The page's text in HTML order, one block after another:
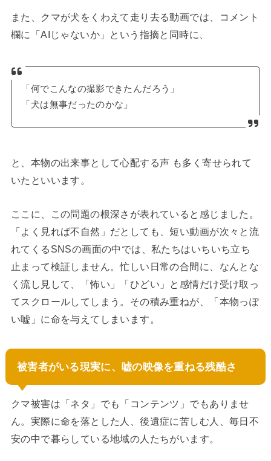
また、クマが犬をくわえて走り去る動画では、コメント
欄に「AIじゃないか」という指摘と同時に、
「何でこんなの撮影できたんだろう」
「犬は無事だったのかな」
と、本物の出来事として心配する声 も多く寄せられて
いたといいます。
ここに、この問題の根深さが表れていると感じました。
「よく見れば不自然」だとしても、短い動画が次々と流
れてくるSNSの画面の中では、私たちはいちいち立ち
止まって検証しません。忙しい日常の合間に、なんとな
く流し見して、「怖い」「ひどい」と感情だけ受け取っ
てスクロールしてしまう。その積み重ねが、「本物っぽ
い嘘」に命を与えてしまいます。
被害者がいる現実に、嘘の映像を重ねる残酷さ
クマ被害は「ネタ」でも「コンテンツ」でもありませ
ん。実際に命を落とした人、後遺症に苦しむ人、毎日不
安の中で暮らしている地域の人たちがいます。